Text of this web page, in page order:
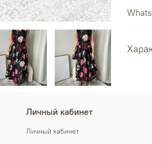
Личный кабинет
Личный кабинет